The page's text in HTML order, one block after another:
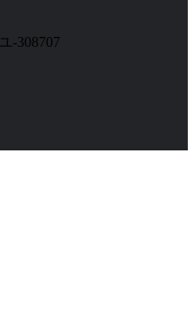
-308707